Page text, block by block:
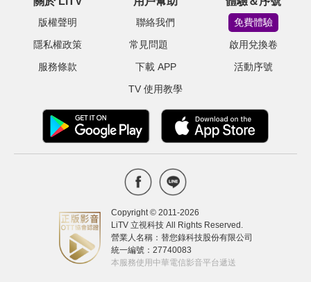
版權聲明
隱私權政策
服務條款
聯絡我們
常見問題
下載 APP
TV 使用教學
免費體驗
啟用兌換卷
活動序號
Copyright © 2011-2026
LiTV 立視科技 All Rights Reserved.
營業人名稱：替您錄科技股份有限公司
統一編號：27740083
本服務使用中華電信影音平台遞送